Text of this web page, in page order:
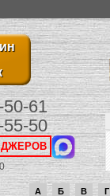
61
50
А Б В Г